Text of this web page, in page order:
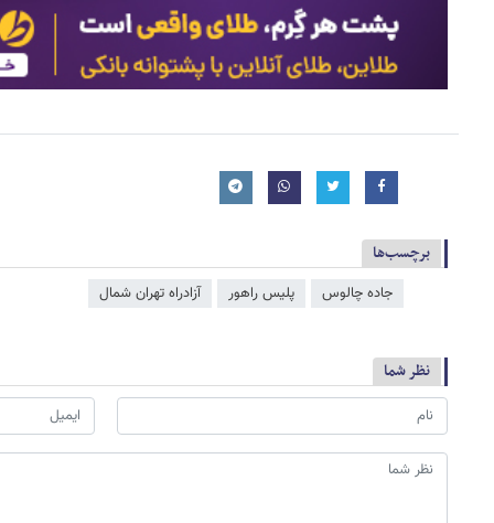
برچسب‌ها
جاده چالوس پلیس راهور آزادراه تهران شمال
نظر شما